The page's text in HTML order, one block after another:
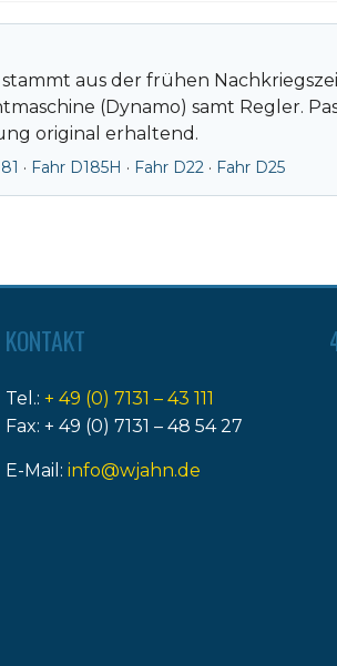
stammt aus der frühen
(Dynamo) samt Regler.
original erhaltend.
· Fahr D185H · Fahr D22 · Fahr D25
KONTAKT
Tel.: + 49 (0) 7131 – 43 111
Fax: + 49 (0) 7131 – 48 54 27
E-Mail: info@wjahn.de